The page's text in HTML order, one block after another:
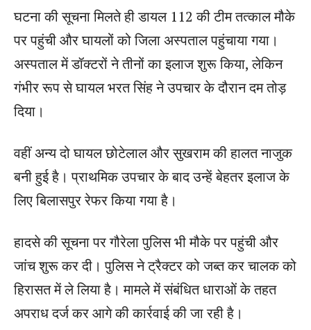
घटना की सूचना मिलते ही डायल 112 की टीम तत्काल मौके
पर पहुंची और घायलों को जिला अस्पताल पहुंचाया गया।
अस्पताल में डॉक्टरों ने तीनों का इलाज शुरू किया, लेकिन
गंभीर रूप से घायल भरत सिंह ने उपचार के दौरान दम तोड़
दिया।
वहीं अन्य दो घायल छोटेलाल और सुखराम की हालत नाजुक
बनी हुई है। प्राथमिक उपचार के बाद उन्हें बेहतर इलाज के
लिए बिलासपुर रेफर किया गया है।
हादसे की सूचना पर गौरेला पुलिस भी मौके पर पहुंची और
जांच शुरू कर दी। पुलिस ने ट्रैक्टर को जब्त कर चालक को
हिरासत में ले लिया है। मामले में संबंधित धाराओं के तहत
अपराध दर्ज कर आगे की कार्रवाई की जा रही है।